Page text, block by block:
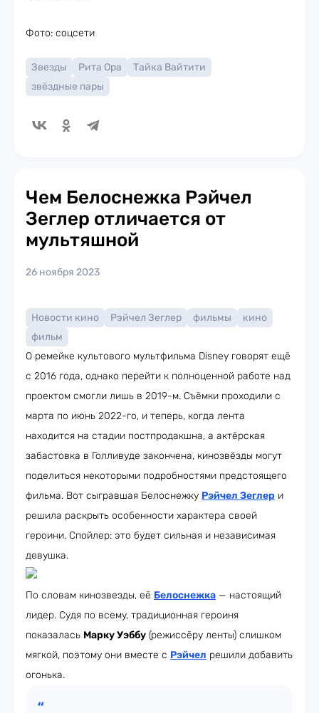
Фото: соцсети
Звезды Рита Ора
Тайка Вайтити
звёздные пары
Чем Белоснежка Рэйчел
Зеглер отличается от
мультяшной
26 ноября 2023
Новости кино Рэйчел Зеглер фильмы
кино
фильм
О ремейке культового мультфильма Disney говорят ещё
с 2016 года, однако перейти к полноценной работе над
проектом смогли лишь в 2019-м. Съёмки проходили с
марта по июнь 2022-го, и теперь, когда лента
находится на стадии постпродакшна, а актёрская
забастовка в Голливуде закончена, кинозвёзды могут
поделиться некоторыми подробностями предстоящего
фильма. Вот сыгравшая Белоснежку Рэйчел Зеглер и
решила раскрыть особенности характера своей
героини. Спойлер: это будет сильная и независимая
девушка.
По словам кинозвезды, её Белоснежка — настоящий
лидер. Судя по всему, традиционная героиня
показалась Марку Уэббу (режиссёру ленты) слишком
мягкой, поэтому они вместе с Рэйчел решили добавить
огонька.